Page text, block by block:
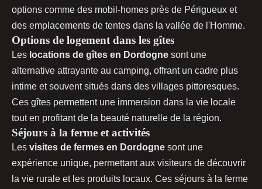
options comme des mobil-homes près de Périgueux et
des emplacements de tentes dans la vallée de l'Homme.
Options de logement dans les gîtes
Les locations de gîtes en Dordogne sont une
alternative attrayante au camping, offrant un cadre plus
intime et souvent situés dans des villages pittoresques.
Ces gîtes permettent une immersion dans la vie locale
tout en profitant de la beauté naturelle de la région.
Séjours à la ferme et activités
Les visites de fermes en Dordogne sont une
expérience unique, permettant aux visiteurs de découvrir
la vie rurale et les produits locaux. Ces séjours à la ferme